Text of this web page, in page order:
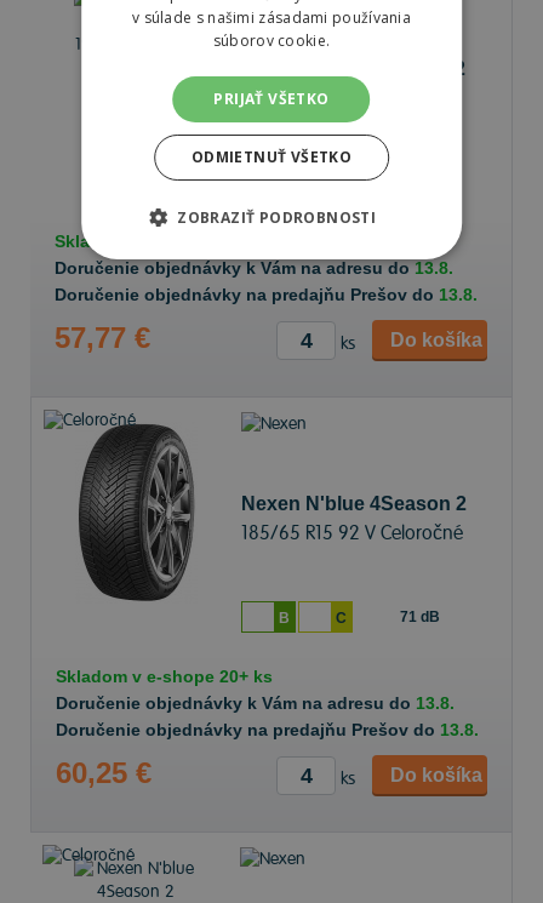
Nexen N'blue 4Season 2
195/65 R15 95 V Celoročné
B C
Skladom v
Doručenie objednávky k Vám na adresu do13.8.
Doručenie objednávky na predajňu Prešov do 13.8.
57,77 € ks Do košíka
Nexen N'blue 4Season 2
185/65 R15 92 V Celoročné
B C 71 dB
Skladom v e-shope 20+ ks
Doručenie objednávky k Vám na adresu do 13.8.
Doručenie objednávky na predajňu Prešov do 13.8.
60,25 € ks Do košíka
v súlade s našimi zásadami používania
súborov cookie.
PRIJAŤ VŠETKO
ODMIETNUŤ VŠETKO
ZOBRAZIŤ PODROBNOSTI